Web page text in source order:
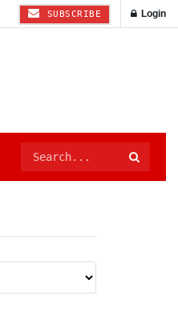
SUBSCRIBE Login